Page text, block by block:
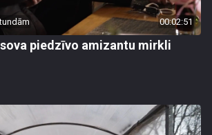
00:02:51
piedzīvo amizantu mirkli